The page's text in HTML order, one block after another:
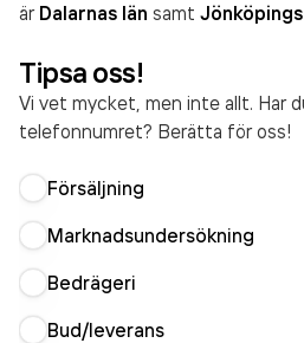
är Dalarnas län samt
Tipsa oss!
Vi vet mycket, men inte allt. Har
telefonnumret? Berätta för oss!
Försäljning
Marknadsundersökning
Bedrägeri
Bud/leverans